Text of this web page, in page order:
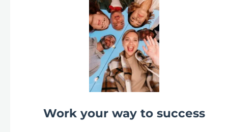
Work your way to success